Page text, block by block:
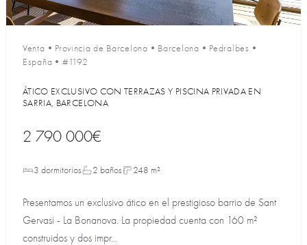
Venta • Provincia de Barcelona • Barcelona • Pedralbes •
España • #1192
ÁTICO EXCLUSIVO CON TERRAZAS Y PISCINA PRIVADA EN
SARRIA, BARCELONA
2 790 000€
3 dormitorios 2 baños 248 m²
Presentamos un exclusivo ático en el prestigioso barrio de Sant
Gervasi - La Bonanova. La propiedad cuenta con 160 m²
construidos y dos impr...